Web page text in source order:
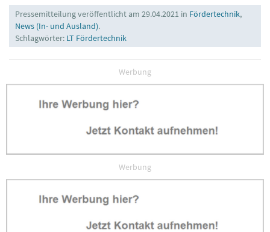
Pressemitteilung veröffentlicht am 29.04.2021 in Fördertechnik,
News (In- und Ausland).
Schlagwörter: LT Fördertechnik
Werbung
Werbung